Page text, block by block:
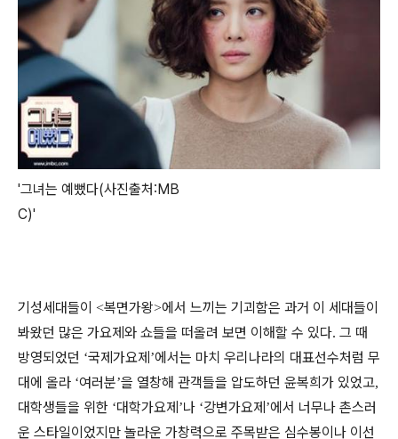
'그녀는 예뻤다(사진출처:MB
C)'
기성세대들이 <복면가왕>에서 느끼는 기괴함은 과거 이 세대들이
봐왔던 많은 가요제와 쇼들을 떠올려 보면 이해할 수 있다. 그 때
방영되었던 ‘국제가요제 ’에서는 마치 우리나라의 대표선수처럼 무
대에 올라 ‘여러분’을 열창해 관객들을 압도하던 윤복희가 있었고,
대학생들을 위한 ‘대학가요제 ’나 ‘강변가요제 ’에서 너무나 촌스러
운 스타일이었지만 놀라운 가창력으로 주목받은 심수봉이나 이선